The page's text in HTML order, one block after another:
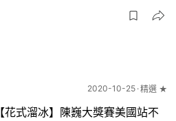
2020-10-25 精選 ★
【花式溜冰】陳巍大獎賽美國站不